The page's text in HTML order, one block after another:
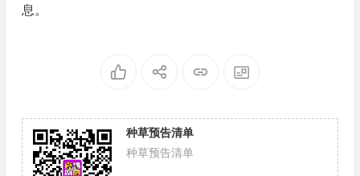
息。
种草预告清单
种草预告清单